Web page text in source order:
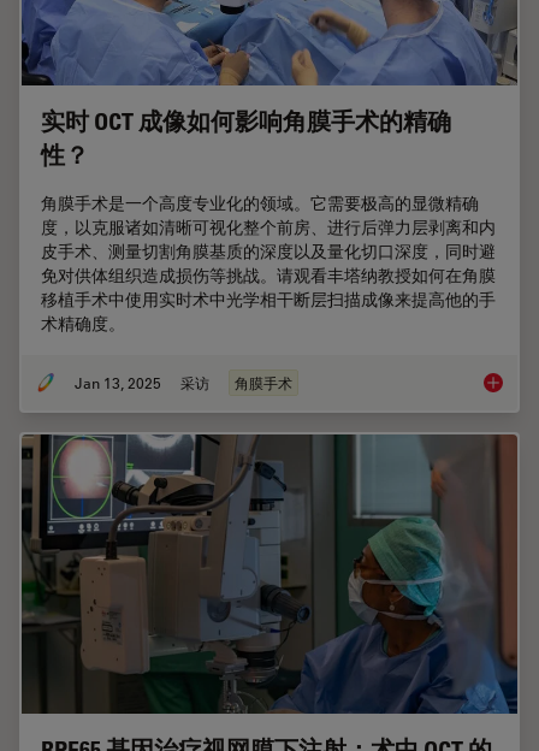
实时 OCT 成像如何影响角膜手术的精确
性？
角膜手术是一个高度专业化的领域。它需要极高的显微精确
度，以克服诸如清晰可视化整个前房、进行后弹力层剥离和内
皮手术、测量切割角膜基质的深度以及量化切口深度，同时避
免对供体组织造成损伤等挑战。请观看丰塔纳教授如何在角膜
移植手术中使用实时术中光学相干断层扫描成像来提高他的手
术精确度。
Jan 13, 2025 采访 角膜手术 实时